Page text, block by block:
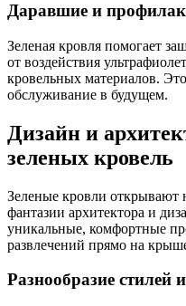
Даравшие и
Зеленая кровля помогает
от воздействия
кровельных материалов.
обслуживание в будущем.
Дизайн и
зеленых кровель
Зеленые кровли открывают
фантазии архитектора и
уникальные, комфортные
развлечений прямо на
Разнообразие стилей